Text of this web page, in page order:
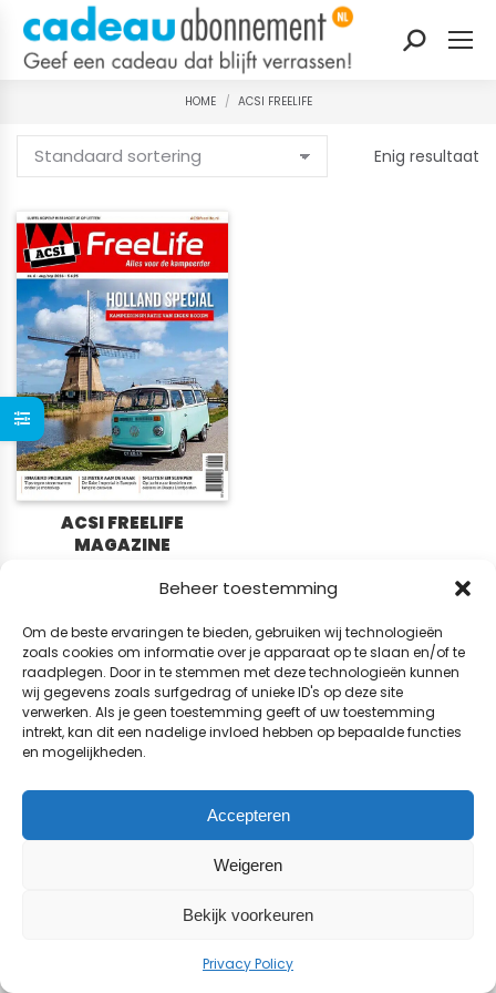
Beheer toestemming
Om de beste ervaringen te bieden, gebruiken wij technologieën
zoals cookies om informatie over je apparaat op te slaan en/of te
raadplegen. Door in te stemmen met deze technologieën kunnen
wij gegevens zoals surfgedrag of unieke ID's op deze site
verwerken. Als je geen toestemming geeft of uw toestemming
intrekt, kan dit een nadelige invloed hebben op bepaalde functies
en mogelijkheden.
Accepteren
Weigeren
Bekijk voorkeuren
Privacy Policy
Zoeken:
Je bent hier:
HOME ACSI FREELIFE
Enig resultaat
ACSI FREELIFE
MAGAZINE